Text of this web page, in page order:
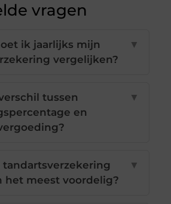
vragen
ik jaarlijks mijn
vergelijken?
▼
tussen
en
▼
tandartsverzekering
het meest voordelig?
▼